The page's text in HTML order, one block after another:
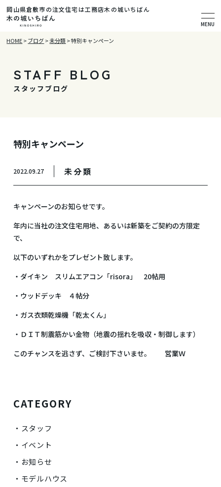
岡山県倉敷市の注文住宅は工務店木の城いちばん
MENU
HOME>ブログ>未分類>特別キャンペーン
STAFF BLOG
スタッフブログ
特別キャンペーン
2022.09.27 未分類
キャンペーンのお知らせです。
年内に当社の注文住宅用地、あるいは新築をご契約の方限定
で、
以下のいずれかをプレゼント致します。
・ダイキン スリムエアコン「risora」 20帖用
・ウッドデッキ ４帖分
・ガス衣類乾燥機「乾太くん」
・ＤＩＴ制震筋かい金物（地震の揺れを吸収・制御します）
このチャンスを逃さず、ご検討下さいませ。 営業Ｗ
CATEGORY
スタッフ
イベント
お知らせ
モデルハウス